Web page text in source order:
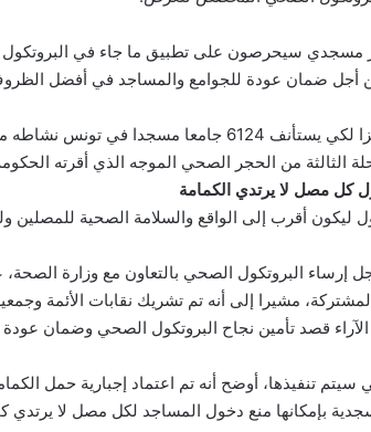
عظوم، بأن حوالي 20500 إطار مسجدي سيحرصون على تطبيق ما جاء في
أجل ضمان عودة للجوامع والمساجد في أفضل
وأكد أن البرتكول الصحي أضحى جاهزا لكي يستأنف 6124 جامعا مسجدا
كل مصل لا يرتدي الكمامة
ليكون أقرب إلى الواقع والسلامة الصحية للمصلين
إرساء البروتكول الصحي بالتعاون مع وزارة الصحة،
مشيرا إلى أنه تم تشريك نقابات الأئمة
قصد تأمين نجاح البروتكول الصحي وضمان
سيتم تنفيذها، أوضح أنه تم اعتماد إجبارية حمل
بإمكانها منع دخول المساجد لكل مصل لا يرتدي